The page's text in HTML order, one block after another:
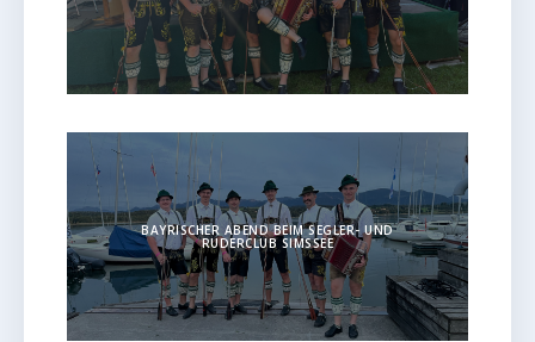
BAYRISCHER ABEND BEIM SEGLER- UND
RUDERCLUB SIMSSEE